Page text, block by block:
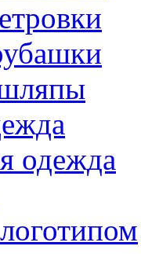
одежда